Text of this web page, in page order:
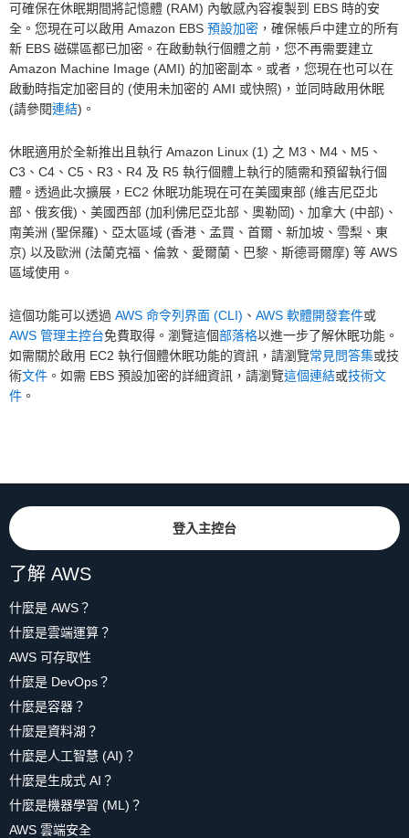
可確保在休眠期間將記憶體 (RAM) 內敏感內容複製到 EBS 時的安
全。您現在可以啟用 Amazon EBS 預設加密 ，確保帳戶中建立的所有
新 EBS 磁碟區都已加密。在啟動執行個體之前，您不再需要建立
Amazon Machine Image (AMI) 的加密副本。或者，您現在也可以在
啟動時指定加密目的 (使用未加密的 AMI 或快照)，並同時啟用休眠
(請參閱連結)。
休眠適用於全新推出且執行 Amazon Linux (1) 之 M3、M4、M5、
C3、C4、C5、R3、R4 及 R5 執行個體上執行的隨需和預留執行個
體。透過此次擴展，EC2 休眠功能現在可在美國東部 (維吉尼亞北
部、俄亥俄)、美國西部 (加利佛尼亞北部、奧勒岡)、加拿大 (中部)、
南美洲 (聖保羅)、亞太區域 (香港、孟買、首爾、新加坡、雪梨、東
京) 以及歐洲 (法蘭克福、倫敦、愛爾蘭、巴黎、斯德哥爾摩) 等 AWS
區域使用。
這個功能可以透過 AWS 命令列界面 (CLI) 、 AWS 軟體開發套件或
AWS 管理主控台免費取得。瀏覽這個部落格以進一步了解休眠功能。
如需關於啟用 EC2 執行個體休眠功能的資訊，請瀏覽常見問答集或技
術文件 。如需 EBS 預設加密的詳細資訊，請瀏覽這個連結或技術文
件 。
登入主控台
了解 AWS
什麼是 AWS？
什麼是雲端運算？
AWS 可存取性
什麼是 DevOps？
什麼是容器？
什麼是資料湖？
什麼是人工智慧 (AI)？
什麼是生成式 AI？
什麼是機器學習 (ML)？
AWS 雲端安全